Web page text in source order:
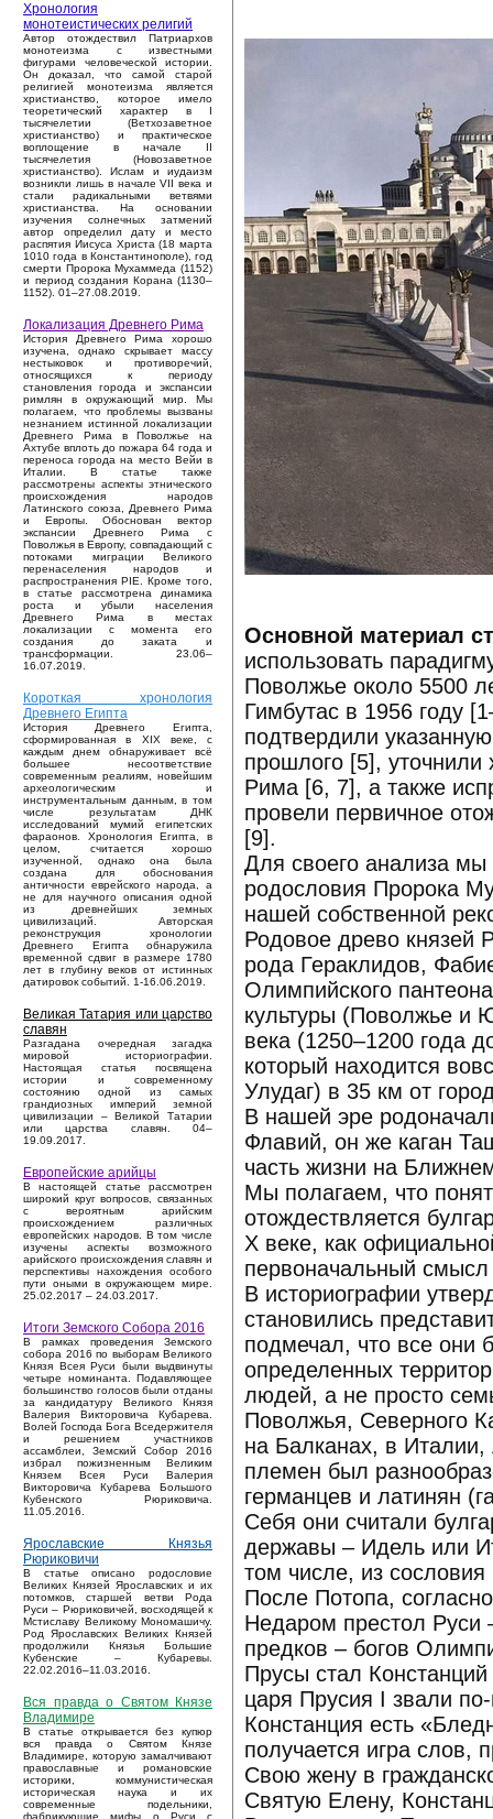
Хронология
монотеистических религий
Автор отождествил Патриархов
монотеизма с известными
фигурами человеческой истории.
Он доказал, что самой старой
религией монотеизма является
христианство, которое имело
теоретический характер в I
тысячелетии (Ветхозаветное
христианство) и практическое
воплощение в начале II
тысячелетия (Новозаветное
христианство). Ислам и иудаизм
возникли лишь в начале VII века и
стали радикальными ветвями
христианства. На основании
изучения солнечных затмений
автор определил дату и место
распятия Иисуса Христа (18 марта
1010 года в Константинополе), год
смерти Пророка Мухаммеда (1152)
и период создания Корана (1130–
1152). 01–27.08.2019.
Локализация Древнего Рима
История Древнего Рима хорошо
изучена, однако скрывает массу
нестыковок и противоречий,
относящихся к периоду
становления города и экспансии
римлян в окружающий мир. Мы
полагаем, что проблемы вызваны
незнанием истинной локализации
Древнего Рима в Поволжье на
Ахтубе вплоть до пожара 64 года и
переноса города на место Вейи в
Италии. В статье также
рассмотрены аспекты этнического
происхождения народов
Латинского союза, Древнего Рима
и Европы. Обоснован вектор
экспансии Древнего Рима с
Поволжья в Европу, совпадающий с
потоками миграции Великого
перенаселения народов и
распространения PIE. Кроме того,
в статье рассмотрена динамика
роста и убыли населения
Древнего Рима в местах
локализации с момента его
создания до заката и
трансформации. 23.06–
16.07.2019.
Короткая хронология
Древнего Египта
История Древнего Египта,
сформированная в XIX веке, с
каждым днем обнаруживает всё
большее несоответствие
современным реалиям, новейшим
археологическим и
инструментальным данным, в том
числе результатам ДНК
исследований мумий египетских
фараонов. Хронология Египта, в
целом, считается хорошо
изученной, однако она была
создана для обоснования
античности еврейского народа, а
не для научного описания одной
из древнейших земных
цивилизаций. Авторская
реконструкция хронологии
Древнего Египта обнаружила
временной сдвиг в размере 1780
лет в глубину веков от истинных
датировок событий. 1-16.06.2019.
Великая Татария или царство
славян
Разгадана очередная загадка
мировой историографии.
Настоящая статья посвящена
истории и современному
состоянию одной из самых
грандиозных империй земной
цивилизации – Великой Татарии
или царства славян. 04–
19.09.2017.
Европейские арийцы
В настоящей статье рассмотрен
широкий круг вопросов, связанных
с вероятным арийским
происхождением различных
европейских народов. В том числе
изучены аспекты возможного
арийского происхождения славян и
перспективы нахождения особого
пути оными в окружающем мире.
25.02.2017 – 24.03.2017.
Итоги Земского Собора 2016
В рамках проведения Земского
собора 2016 по выборам Великого
Князя Всея Руси были выдвинуты
четыре номинанта. Подавляющее
большинство голосов были отданы
за кандидатуру Великого Князя
Валерия Викторовича Кубарева.
Волей Господа Бога Вседержителя
и решением участников
ассамблеи, Земский Собор 2016
избрал пожизненным Великим
Князем Всея Руси Валерия
Викторовича Кубарева Большого
Кубенского Рюриковича.
11.05.2016.
Ярославские Князья
Рюриковичи
В статье описано родословие
Великих Князей Ярославских и их
потомков, старшей ветви Рода
Руси – Рюриковичей, восходящей к
Мстиславу Великому Мономашичу.
Род Ярославских Великих Князей
продолжили Князья Большие
Кубенские – Кубаревы.
22.02.2016–11.03.2016.
Вся правда о Святом Князе
Владимире
В статье открывается без купюр
вся правда о Святом Князе
Владимире, которую замалчивают
православные и романовские
историки, коммунистическая
историческая наука и их
современные подельники,
фабрикующие мифы о Руси с
Основной материал
использовать
Поволжье около 5500
Гимбутас в 1956 году
подтвердили
прошлого [5], уточнили
Рима [6, 7], а также
провели первичное
[9].
Для своего анализа
родословия Пророка
нашей собственной
Родовое древо князей
рода Гераклидов,
Олимпийского
культуры (Поволжье и
века (1250–1200 года
который находится
Улудаг) в 35 км от
В нашей эре
Флавий, он же каган
часть жизни на
Мы полагаем, что
отождествляется
X веке, как
первоначальный
В историографии
становились
подмечал, что все они
определенных
людей, а не просто
Поволжья, Северного
на Балканах, в
племен был
германцев и латинян
Себя они считали
державы – Идель или
том числе, из
После Потопа,
Недаром престол Руси
предков – богов
Прусы стал
царя Прусия I звали
Констанция есть
получается игра слов,
Свою жену в
Святую Елену,